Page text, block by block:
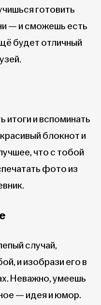
готовить
— и сможешь есть
будет отличный
и вспоминать
блокнот и
что с тобой
фото из
случай,
и изобрази его в
Неважно, умеешь
— идея и юмор.